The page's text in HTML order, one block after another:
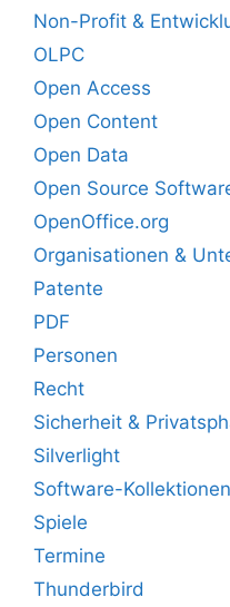
Non-Profit &
OLPC
Open Access
Open Content
Open Data
Open Source
OpenOffice.org
Organisationen &
Patente
PDF
Personen
Recht
Sicherheit &
Silverlight
Software-Kollektionen
Spiele
Termine
Thunderbird